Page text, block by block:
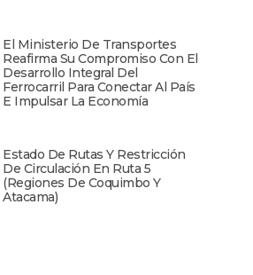
El Ministerio De Transportes
Reafirma Su Compromiso Con El
Desarrollo Integral Del
Ferrocarril Para Conectar Al País
E Impulsar La Economía
Estado De Rutas Y Restricción
De Circulación En Ruta 5
(Regiones De Coquimbo Y
Atacama)